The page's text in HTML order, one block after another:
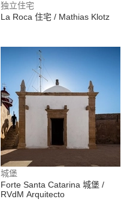
独立住宅
La Roca 住宅 / Mathias Klotz
城堡
Forte Santa Catarina 城堡 /
RVdM Arquitecto